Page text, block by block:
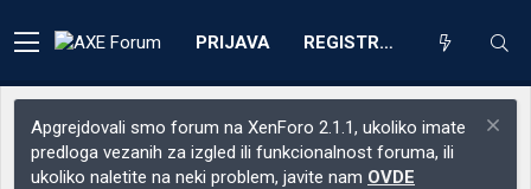
PRIJAVA REGISTRACIJA
Apgrejdovali smo forum na XenForo 2.1.1, ukoliko imate
predloga vezanih za izgled ili funkcionalnost foruma, ili
ukoliko naletite na neki problem, javite nam OVDE